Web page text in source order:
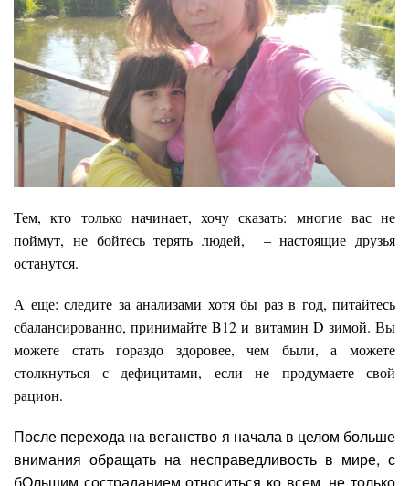
Тем, кто только начинает, хочу сказать: многие вас не
поймут, не бойтесь терять людей, – настоящие друзья
останутся.
А еще: следите за анализами хотя бы раз в год, питайтесь
сбалансированно, принимайте B12 и витамин D зимой. Вы
можете стать гораздо здоровее, чем были, а можете
столкнуться с дефицитами, если не продумаете свой
рацион.
После перехода на веганство я начала в целом больше
внимания обращать на несправедливость в мире, с
бОльшим состраданием относиться ко всем, не только